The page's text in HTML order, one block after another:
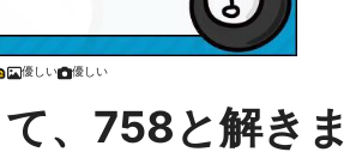
優しい 優しい
、758と解きま